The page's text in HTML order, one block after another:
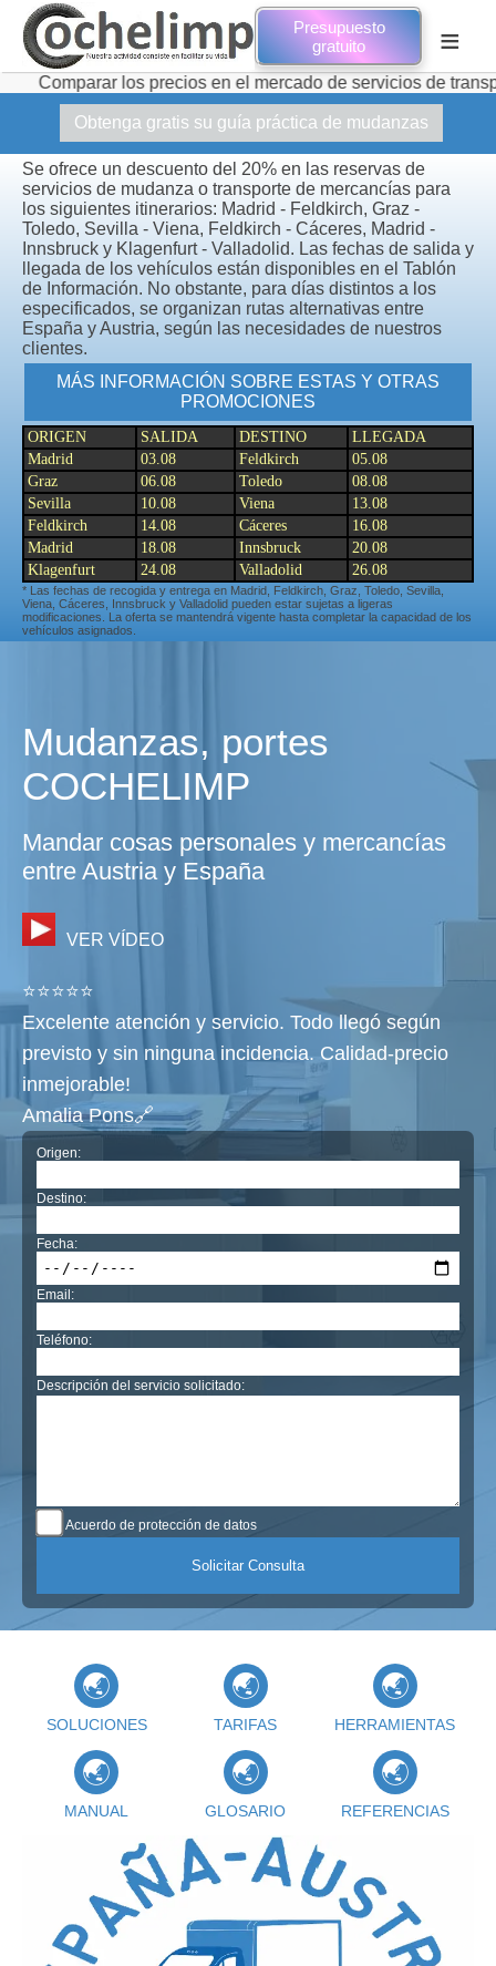
Presupuesto
gratuito
≡
los precios en el mercado de servicios de transporte de
Obtenga gratis su guía práctica de mudanzas
Se ofrece un descuento del 20% en las reservas de
servicios de mudanza o transporte de mercancías para
los siguientes itinerarios: Madrid - Feldkirch, Graz -
Toledo, Sevilla - Viena, Feldkirch - Cáceres, Madrid -
Innsbruck y Klagenfurt - Valladolid. Las fechas de salida y
llegada de los vehículos están disponibles en el Tablón
de Información. No obstante, para días distintos a los
especificados, se organizan rutas alternativas entre
España y Austria, según las necesidades de nuestros
clientes.
MÁS INFORMACIÓN SOBRE ESTAS Y OTRAS
PROMOCIONES
ORIGEN SALIDA DESTINO
LLEGADA
Madrid
03.08 Feldkirch
05.08
Graz
06.08 Toledo
08.08
Sevilla
10.08 Viena
13.08
Feldkirch
14.08 Cáceres
16.08
Madrid
18.08 Innsbruck
20.08
Klagenfurt
24.08 Valladolid 26.08
* Las fechas de recogida y entrega en Madrid, Feldkirch, Graz, Toledo, Sevilla,
Viena, Cáceres, Innsbruck y Valladolid pueden estar sujetas a ligeras
modificaciones. La oferta se mantendrá vigente hasta completar la capacidad de los
vehículos asignados.
Mudanzas, portes
COCHELIMP
Mandar cosas personales y mercancías
entre Austria y España
VER VÍDEO
⭐⭐⭐⭐⭐
Excelente atención y servicio. Todo llegó según
previsto y sin ninguna incidencia. Calidad-precio
inmejorable!
Amalia Pons🔗
Origen:
Destino:
Fecha:
Email:
Teléfono:
Descripción del servicio solicitado:
Acuerdo de protección de datos
SOLUCIONES TARIFAS HERRAMIENTAS
MANUAL GLOSARIO REFERENCIAS